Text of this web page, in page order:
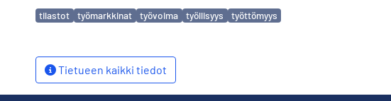
Avainsanat
tilastot työmarkkinat työvoima työllisyys työttömyys
Tietueen kaikki tiedot